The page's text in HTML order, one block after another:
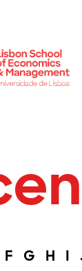
F G H I